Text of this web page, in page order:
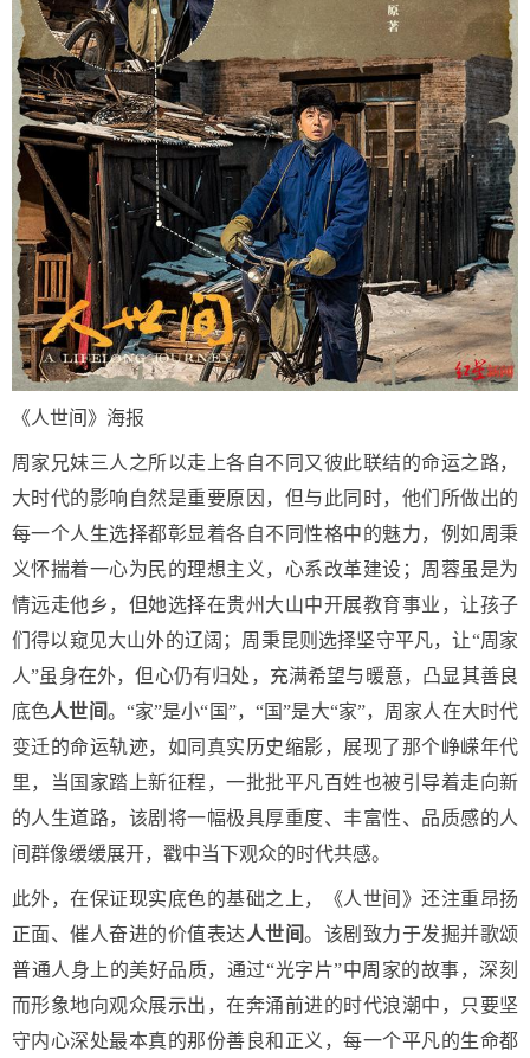
《人世间》海报
周家兄妹三人之所以走上各自不同又彼此联结的命运之路，
大时代的影响自然是重要原因，但与此同时，他们所做出的
每一个人生选择都彰显着各自不同性格中的魅力，例如周秉
义怀揣着一心为民的理想主义，心系改革建设；周蓉虽是为
情远走他乡，但她选择在贵州大山中开展教育事业，让孩子
们得以窥见大山外的辽阔；周秉昆则选择坚守平凡，让“周家
人”虽身在外，但心仍有归处，充满希望与暖意，凸显其善良
底色人世间。“家”是小“国”，“国”是大“家”，周家人在大时代
变迁的命运轨迹，如同真实历史缩影，展现了那个峥嵘年代
里，当国家踏上新征程，一批批平凡百姓也被引导着走向新
的人生道路，该剧将一幅极具厚重度、丰富性、品质感的人
间群像缓缓展开，戳中当下观众的时代共感。
此外，在保证现实底色的基础之上，《人世间》还注重昂扬
正面、催人奋进的价值表达 人世间。该剧致力于发掘并歌颂
普通人身上的美好品质，通过“光字片”中周家的故事，深刻
而形象地向观众展示出，在奔涌前进的时代浪潮中，只要坚
守内心深处最本真的那份善良和正义，每一个平凡的生命都